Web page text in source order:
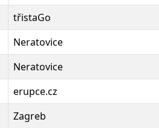
třistaGo
Neratovice
Neratovice
erupce.cz
Zagreb